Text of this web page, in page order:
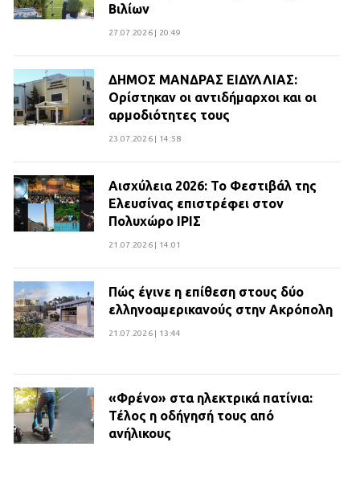
Βιλίων
27.07.2026 | 20:49
ΔΗΜΟΣ ΜΑΝΔΡΑΣ ΕΙΔΥΛΛΙΑΣ:
Ορίστηκαν οι αντιδήμαρχοι και οι
αρμοδιότητες τους
23.07.2026 | 14:58
Αισχύλεια 2026: Το Φεστιβάλ της
Ελευσίνας επιστρέφει στον
Πολυχώρο ΙΡΙΣ
21.07.2026 | 14:01
Πώς έγινε η επίθεση στους δύο
ελληνοαμερικανούς στην Ακρόπολη
21.07.2026 | 13:44
«Φρένο» στα ηλεκτρικά πατίνια:
Τέλος η οδήγησή τους από
ανήλικους